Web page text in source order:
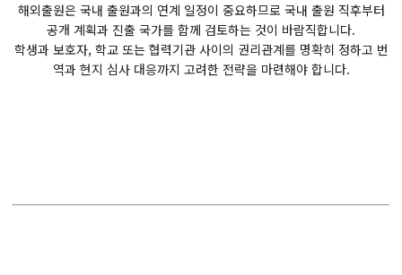
해외출원은 국내 출원과의 연계 일정이 중요하므로 국내 출원 직후부터
공개 계획과 진출 국가를 함께 검토하는 것이 바람직합니다.
학생과 보호자, 학교 또는 협력기관 사이의 권리관계를 명확히 정하고 번
역과 현지 심사 대응까지 고려한 전략을 마련해야 합니다.